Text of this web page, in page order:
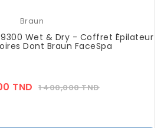
Braun
9300 Wet & Dry - Coffret Épilateur
Dont Braun FaceSpa
TND Prix
1 400,000 TNDPrix